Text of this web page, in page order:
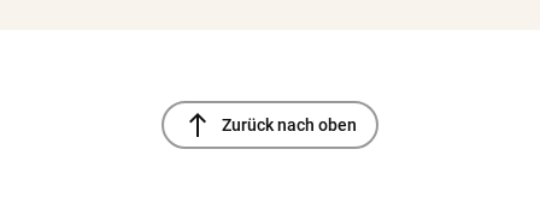
north Zurück nach oben